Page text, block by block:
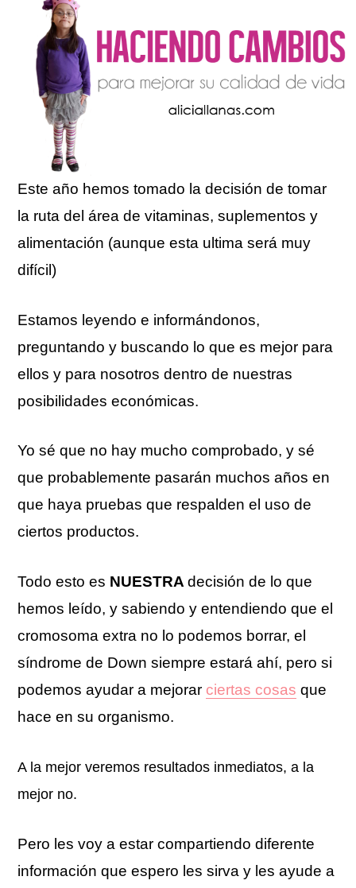
Este año hemos tomado la decisión de tomar
la ruta del área de vitaminas, suplementos y
alimentación (aunque esta ultima será muy
difícil)
Estamos leyendo e informándonos,
preguntando y buscando lo que es mejor para
ellos y para nosotros dentro de nuestras
posibilidades económicas.
Yo sé que no hay mucho comprobado, y sé
que probablemente pasarán muchos años en
que haya pruebas que respalden el uso de
ciertos productos.
Todo esto es NUESTRAdecisión de lo que
hemos leído, y sabiendo y entendiendo que el
cromosoma extra no lo podemos borrar, el
síndrome de Down siempre estará ahí, pero si
podemos ayudar a mejorar ciertas cosas que
hace en su organismo.
A la mejor veremos resultados inmediatos, a la
mejor no.
Pero les voy a estar compartiendo diferente
información que espero les sirva y les ayude a